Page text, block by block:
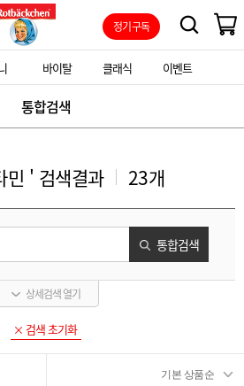
정기구독
바이탈 클래식 이벤트
통합검색
민 ' 검색결과 23개
통합검색
상세검색 열기
검색 초기화